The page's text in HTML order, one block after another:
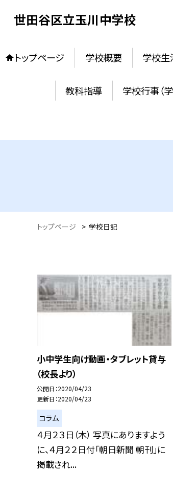
世田谷区立玉川中学校
トップページ 学校概要 学校生
教科指導 学校行事（
トップページ > 学校日記
小中学生向け動画・タブレット貸与
（校長より）
公開日 2020/04/23
更新日 2020/04/23
コラム
４月２３日（木） 写真にありますよう
に、４月２２日付「朝日新聞 朝刊」に
掲載され...